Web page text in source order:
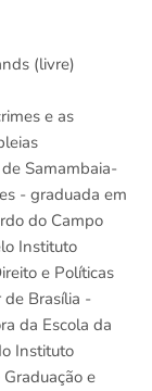
(livre)
e as
Samambaia-
- graduada em
do Campo
Instituto
e Políticas
de Brasília -
da Escola da
Instituto
e